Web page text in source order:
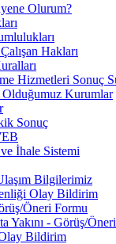
Olurum?
Hakları
Hizmetleri Sonuç
Olduğumuz Kurumlar
Sonuç
ve İhale Sistemi
Bilgilerimiz
Olay Bildirim
Öneri Formu
Yakını - Görüş/
Bildirim